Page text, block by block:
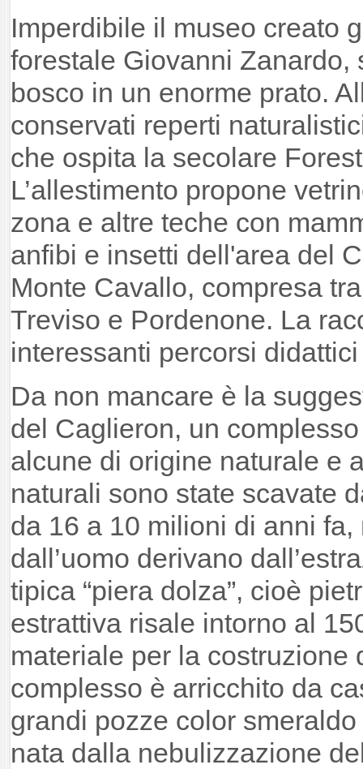
Imperdibile il museo creato
forestale Giovanni Zanardo,
bosco in un enorme prato.
conservati reperti
che ospita la secolare
L’allestimento propone
zona e altre teche con
anfibi e insetti dell'area del
Monte Cavallo, compresa
Treviso e Pordenone. La
interessanti percorsi
Da non mancare è la
del Caglieron, un
alcune di origine naturale e
naturali sono state scavate
da 16 a 10 milioni di anni
dall’uomo derivano
tipica “piera dolza”, cioè
estrattiva risale intorno al
materiale per la costruzione
complesso è arricchito da
grandi pozze color
nata dalla nebulizzazione